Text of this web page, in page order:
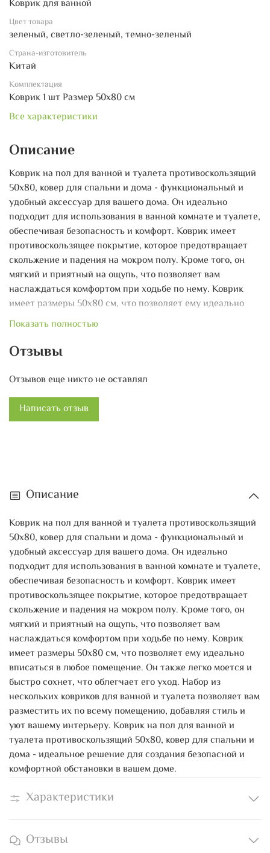
Коврик для ванной
Цвет товара
зеленый, светло-зеленый, темно-зеленый
Страна-изготовитель
Китай
Комплектация
Коврик 1 шт Размер 50х80 см
Все характеристики
Описание
Коврик на пол для ванной и туалета противоскользящий
50х80, ковер для спальни и дома - функциональный и
удобный аксессуар для вашего дома. Он идеально
подходит для использования в ванной комнате и туалете,
обеспечивая безопасность и комфорт. Коврик имеет
противоскользящее покрытие, которое предотвращает
скольжение и падения на мокром полу. Кроме того, он
мягкий и приятный на ощупь, что позволяет вам
наслаждаться комфортом при ходьбе по нему. Коврик
имеет размеры 50х80 см, что позволяет ему идеально
вписаться в любое помещение. Он также легко моется и
нескольких ковриков для ванной и туалета позволяет вам
уют вашему интерьеру. Коврик на пол для ванной и
дома - идеальное решение для создания безопасной и
комфортной обстановки в вашем доме.
Показать полностью
Отзывы
Отзывов еще никто не оставлял
Написать отзыв
Описание
Коврик на пол для ванной и туалета противоскользящий
50х80, ковер для спальни и дома - функциональный и
удобный аксессуар для вашего дома. Он идеально
подходит для использования в ванной комнате и туалете,
обеспечивая безопасность и комфорт. Коврик имеет
противоскользящее покрытие, которое предотвращает
скольжение и падения на мокром полу. Кроме того, он
мягкий и приятный на ощупь, что позволяет вам
наслаждаться комфортом при ходьбе по нему. Коврик
имеет размеры 50х80 см, что позволяет ему идеально
вписаться в любое помещение. Он также легко моется и
быстро сохнет, что облегчает его уход. Набор из
нескольких ковриков для ванной и туалета позволяет вам
разместить их по всему помещению, добавляя стиль и
уют вашему интерьеру. Коврик на пол для ванной и
туалета противоскользящий 50х80, ковер для спальни и
дома - идеальное решение для создания безопасной и
комфортной обстановки в вашем доме.
Характеристики
Отзывы